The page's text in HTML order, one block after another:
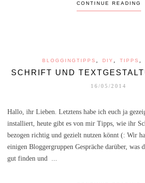
CONTINUE READING
BLOGGINGTIPPS , DIY , TIPPS ,
SCHRIFT UND
16/05/2014
Hallo, ihr Lieben. Letztens habe ich euch ja
installiert, heute gibt es von mir Tipps, wie ihr
bezogen richtig und gezielt nutzen könnt (: Wir
einigen Bloggergruppen Gespräche darüber, was
gut finden und ...